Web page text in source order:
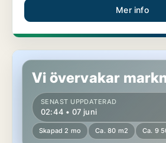
Mer info
Lägenhet i Lidköping
Vi övervakar
SENAST UPPDATERAD
02:44 • 07 juni
Skapad 2 mo Ca. 80 m2 Ca. 9